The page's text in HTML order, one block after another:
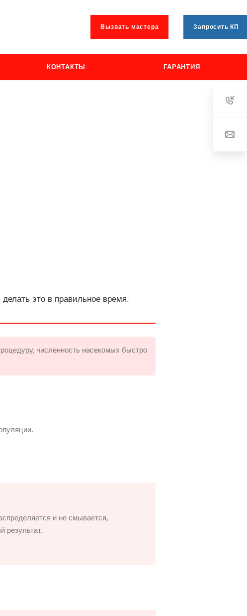
Вызвать мастера Запросить КП
КОНТАКТЫ ГАРАНТИЯ
делать это в правильное время.
численность насекомых быстро
и не смывается,
результат.